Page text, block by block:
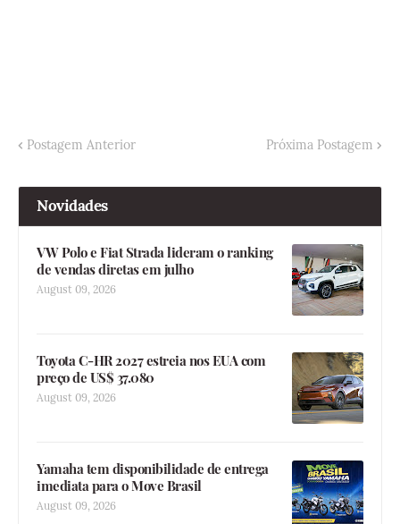
Postagem Anterior Próxima Postagem
Novidades
VW Polo e Fiat Strada lideram o ranking
de vendas diretas em julho
August 09, 2026
Toyota C-HR 2027 estreia nos EUA com
preço de US$ 37.080
August 09, 2026
Yamaha tem disponibilidade de entrega
imediata para o Move Brasil
August 09, 2026